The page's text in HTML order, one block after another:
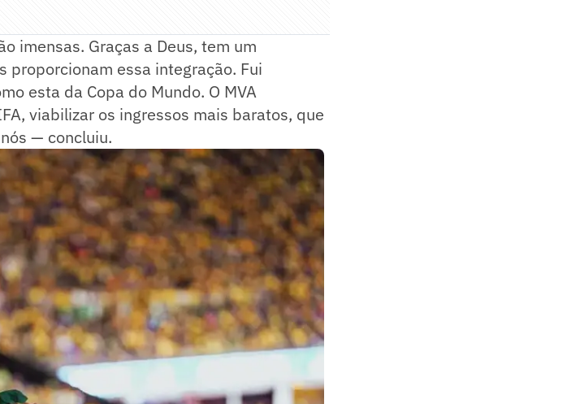
imensas. Graças a Deus, tem um
proporcionam essa integração. Fui
esta da Copa do Mundo. O MVA
viabilizar os ingressos mais baratos, que
— concluiu.